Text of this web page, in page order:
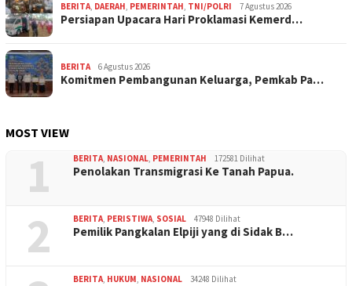
BERITA, DAERAH, PEMERINTAH, TNI/POLRI 7 Agustus 2026
Persiapan Upacara Hari Proklamasi Kemerd…
BERITA 6 Agustus 2026
Komitmen Pembangunan Keluarga, Pemkab Pa…
MOST VIEW
1 BERITA, NASIONAL, PEMERINTAH 172581 Dilihat
Penolakan Transmigrasi Ke Tanah Papua.
2 BERITA, PERISTIWA, SOSIAL 47948 Dilihat
Pemilik Pangkalan Elpiji yang di Sidak B…
BERITA, HUKUM, NASIONAL 34248 Dilihat